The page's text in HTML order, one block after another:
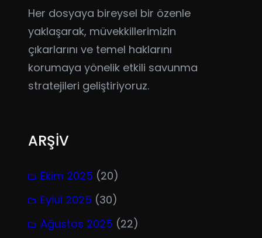
Her dosyaya bireysel bir özenle
yaklaşarak, müvekkillerimizin
çıkarlarını ve temel haklarını
korumaya yönelik etkili savunma
stratejileri geliştiriyoruz.
ARŞİV
Ekim 2025 (20)
Eylül 2025 (30)
Ağustos 2025 (22)